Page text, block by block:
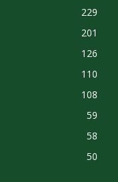
229
201
126
110
108
59
58
50